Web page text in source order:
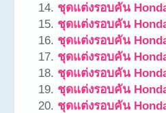
ชุดแต่งรอบคัน
ชุดแต่งรอบคัน
ชุดแต่งรอบคัน
ชุดแต่งรอบคัน
ชุดแต่งรอบคัน
ชุดแต่งรอบคัน
ชุดแต่งรอบคัน